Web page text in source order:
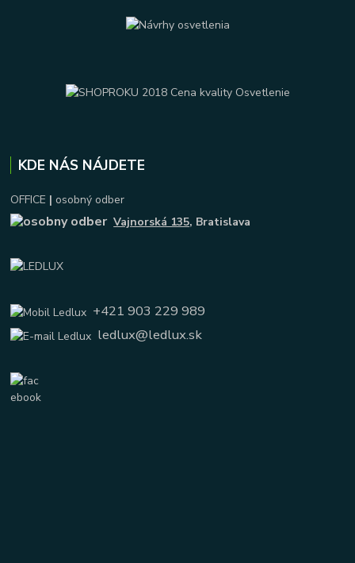
KDE NÁS NÁJDETE
OFFICE | osobný odber
Vajnorská 135, Bratislava
+421 903 229 989
ledlux@ledlux.sk